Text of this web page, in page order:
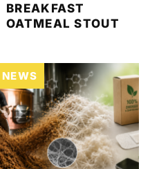
BREAKFAST
OATMEAL STOUT
NEWS